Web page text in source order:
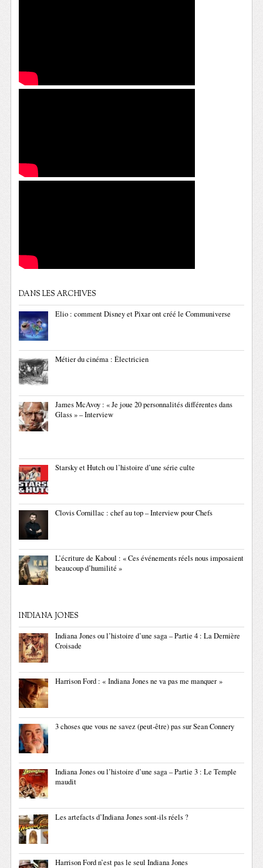
DANS LES ARCHIVES
Elio : comment Disney et Pixar ont créé le Communiverse
Métier du cinéma : Électricien
James McAvoy : « Je joue 20 personnalités différentes dans
Glass » – Interview
Starsky et Hutch ou l’histoire d’une série culte
Clovis Cornillac : chef au top – Interview pour Chefs
L’écriture de Kaboul : « Ces événements réels nous imposaient
beaucoup d’humilité »
INDIANA JONES
Indiana Jones ou l’histoire d’une saga – Partie 4 : La Dernière
Croisade
Harrison Ford : « Indiana Jones ne va pas me manquer »
3 choses que vous ne savez (peut-être) pas sur Sean Connery
Indiana Jones ou l’histoire d’une saga – Partie 3 : Le Temple
maudit
Les artefacts d’Indiana Jones sont-ils réels ?
Harrison Ford n’est pas le seul Indiana Jones